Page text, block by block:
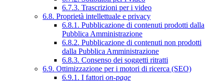
6.7.3. Trascrizioni per i video
6.8. Proprietà intellettuale e privacy
6.8.1. Pubblicazione di contenuti prodotti dalla
Pubblica Amministrazione
6.8.2. Pubblicazione di contenuti non prodotti
dalla Pubblica Amministrazione
6.8.3. Consenso dei soggetti ritratti
6.9. Ottimizzazione per i motori di ricerca (SEO)
6.9.1. I fattori on-page